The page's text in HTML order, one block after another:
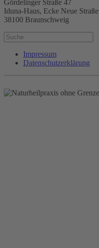
Gördelinger Straße 47
Iduna-Haus, Ecke Neue Straße
38100 Braunschweig
Impressum
Datenschutzerklärung